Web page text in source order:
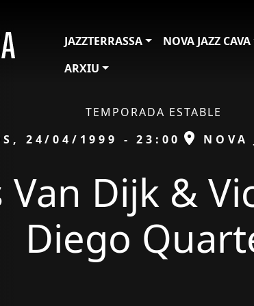
JAZZTERRASSA
NOVA JAZZ CAVA
ARXIU
TEMPORADA ESTABLE
24/04/1999 - 23:00 ESPAI
NOVA
Van Dijk &
Diego